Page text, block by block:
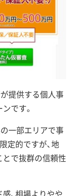
が提供する個人事
です。
の一部エリアで事
定的ですが、地
で抜群の信頼性